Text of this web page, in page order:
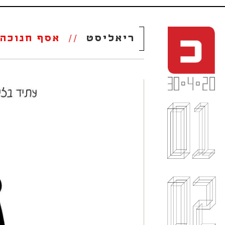
ריאליסט // אסף חנוכה